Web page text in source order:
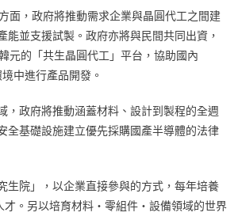
面，政府將推動需求企業與晶圓代工之間建
能並支援試製。政府亦將與民間共同出資，
元的「共生晶圓代工」平台，協助國內
中進行產品開發。
，政府將推動涵蓋材料、設計到製程的全週
全基礎設施建立優先採購國產半導體的法律
生院」，以企業直接參與的方式，每年培養
。另以培育材料・零組件・設備領域的世界